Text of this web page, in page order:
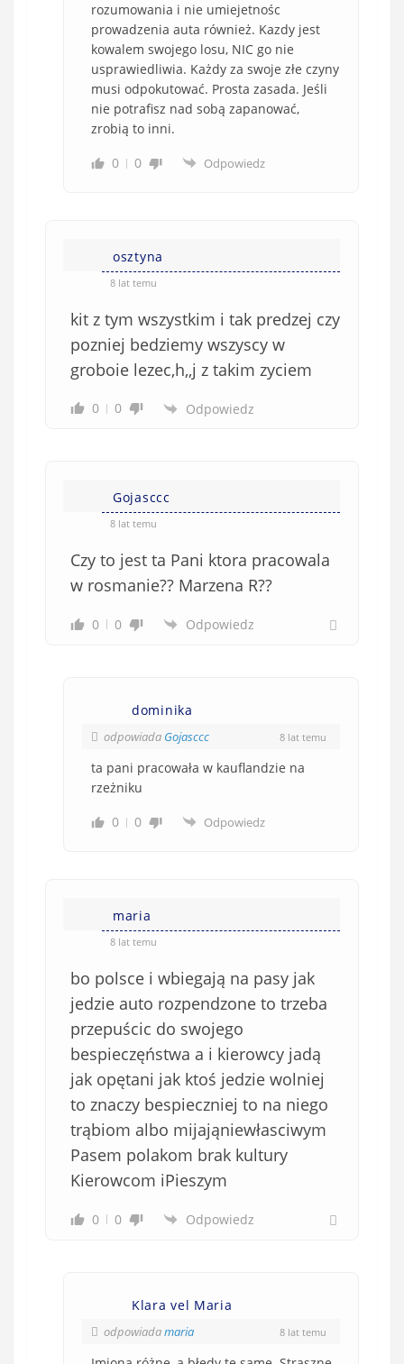
rozumowania i nie umiejetnośc
prowadzenia auta również. Kazdy jest
kowalem swojego losu, NIC go nie
usprawiedliwia. Każdy za swoje złe czyny
musi odpokutować. Prosta zasada. Jeśli
nie potrafisz nad sobą zapanować,
zrobią to inni.
0
0 Odpowiedz
osztyna
8 lat temu
kit z tym wszystkim i tak predzej czy
pozniej bedziemy wszyscy w
groboie lezec,h,,j z takim zyciem
0 0 Odpowiedz
Gojasccc
8 lat temu
Czy to jest ta Pani ktora pracowala
w rosmanie?? Marzena R??
0 0 Odpowiedz
dominika
odpowiada Gojasccc 8 lat temu
ta pani pracowała w kauflandzie na
rzeżniku
0
0 Odpowiedz
maria
8 lat temu
bo polsce i wbiegają na pasy jak
jedzie auto rozpendzone to trzeba
przepuścic do swojego
bespieczęństwa a i kierowcy jadą
jak opętani jak ktoś jedzie wolniej
to znaczy bespieczniej to na niego
trąbiom albo mijająniewłasciwym
Pasem polakom brak kultury
Kierowcom iPieszym
0 0 Odpowiedz
Klara vel Maria
odpowiadamaria 8 lat temu